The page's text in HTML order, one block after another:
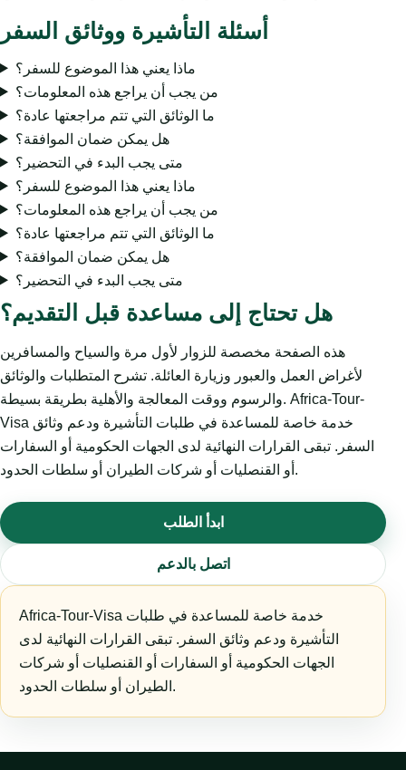
أسئلة التأشيرة ووثائق السفر
ماذا يعني هذا الموضوع للسفر؟
من يجب أن يراجع هذه المعلومات؟
ما الوثائق التي تتم مراجعتها عادة؟
هل يمكن ضمان الموافقة؟
متى يجب البدء في التحضير؟
ماذا يعني هذا الموضوع للسفر؟
من يجب أن يراجع هذه المعلومات؟
ما الوثائق التي تتم مراجعتها عادة؟
هل يمكن ضمان الموافقة؟
متى يجب البدء في التحضير؟
هل تحتاج إلى مساعدة قبل التقديم؟
هذه الصفحة مخصصة للزوار لأول مرة والسياح والمسافرين
لأغراض العمل والعبور وزيارة العائلة. تشرح المتطلبات والوثائق
والرسوم ووقت المعالجة والأهلية بطريقة بسيطة. Africa-Tour-
Visa خدمة خاصة للمساعدة في طلبات التأشيرة ودعم وثائق
السفر. تبقى القرارات النهائية لدى الجهات الحكومية أو السفارات
أو القنصليات أو شركات الطيران أو سلطات الحدود.
ابدأ الطلب
اتصل بالدعم
Africa-Tour-Visa خدمة خاصة للمساعدة في طلبات
التأشيرة ودعم وثائق السفر. تبقى القرارات النهائية لدى
الجهات الحكومية أو السفارات أو القنصليات أو شركات
الطيران أو سلطات الحدود.